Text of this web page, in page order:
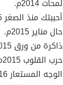
لمحات 2014م.
أحببتك منذ الصغر 2015م.
حال مناير 2015م.
ذاكرة من ورق 2015م.
حرب القلوب 2015م.
الوجه المستعار 2016م.